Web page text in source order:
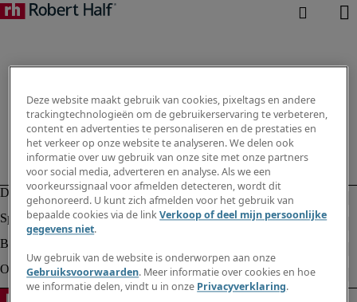
Deze website maakt gebruik van cookies, pixeltags en andere
trackingtechnologieën om de gebruikerservaring te verbeteren,
content en advertenties te personaliseren en de prestaties en
het verkeer op onze website te analyseren. We delen ook
informatie over uw gebruik van onze site met onze partners
voor social media, adverteren en analyse. Als we een
voorkeurssignaal voor afmelden detecteren, wordt dit
gehonoreerd. U kunt zich afmelden voor het gebruik van
bepaalde cookies via de linkVerkoop of deel mijn persoonlijke
gegevens niet.
Uw gebruik van de website is onderworpen aan onze
Gebruiksvoorwaarden. Meer informatie over cookies en hoe
we informatie delen, vindt u in onze Privacyverklaring.